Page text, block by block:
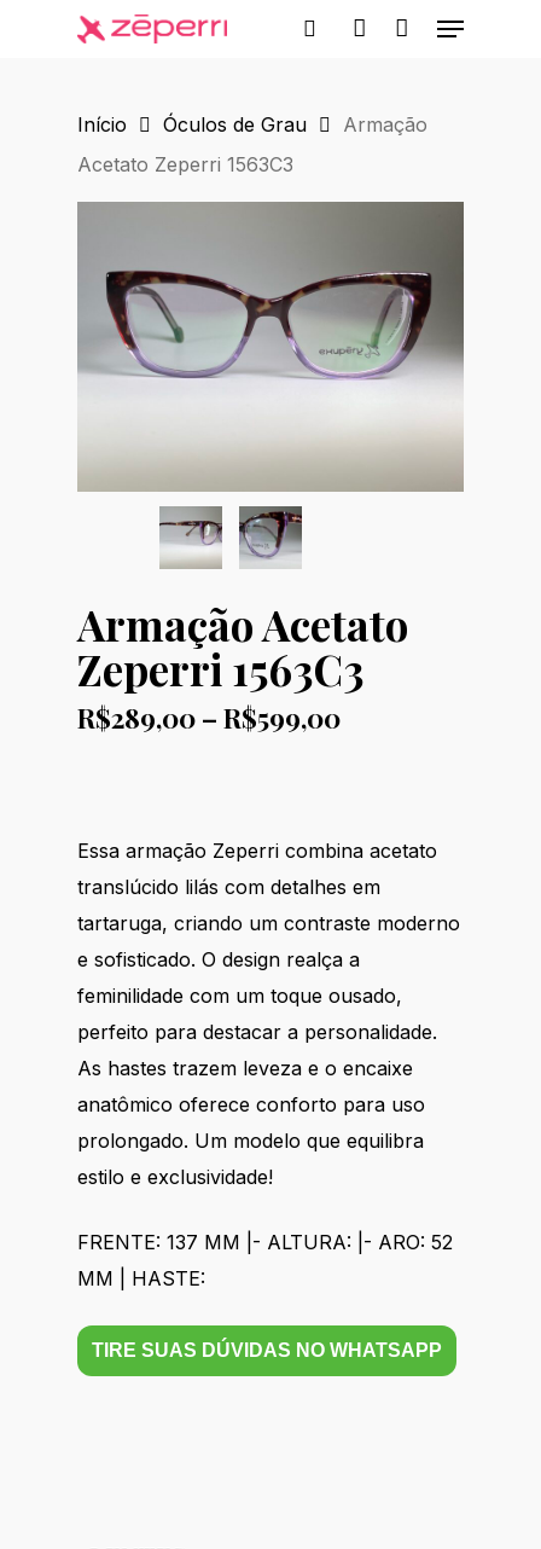
Menu
Início Óculos de Grau
Armação
Acetato Zeperri 1563C3
Armação Acetato
Zeperri 1563C3
R$289,00 – R$599,00Price
Essa armação Zeperri combina acetato
translúcido lilás com detalhes em
tartaruga, criando um contraste moderno
e sofisticado. O design realça a
feminilidade com um toque ousado,
perfeito para destacar a personalidade.
As hastes trazem leveza e o encaixe
anatômico oferece conforto para uso
prolongado. Um modelo que equilibra
estilo e exclusividade!
FRENTE: 137 MM |- ALTURA: |- ARO: 52
MM | HASTE:
TIRE SUAS DÚVIDAS NO WHATSAPP